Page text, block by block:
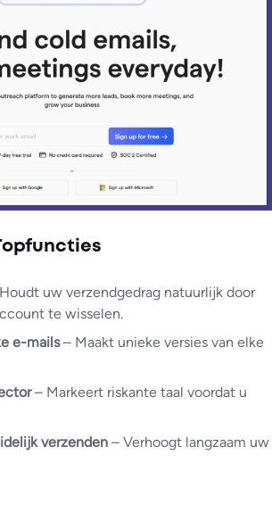
uw verzendgedrag natuurlijk door
te wisselen.
e-mails– Maakt unieke versies van elke
– Markeert riskante taal voordat u
verzenden – Verhoogt langzaam uw